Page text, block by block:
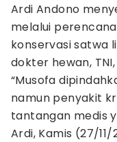
Ardi Andono
melalui
konservasi satwa
dokter hewan,
“Musofa
namun penyakit
tantangan medis
Ardi, Kamis (27/11/